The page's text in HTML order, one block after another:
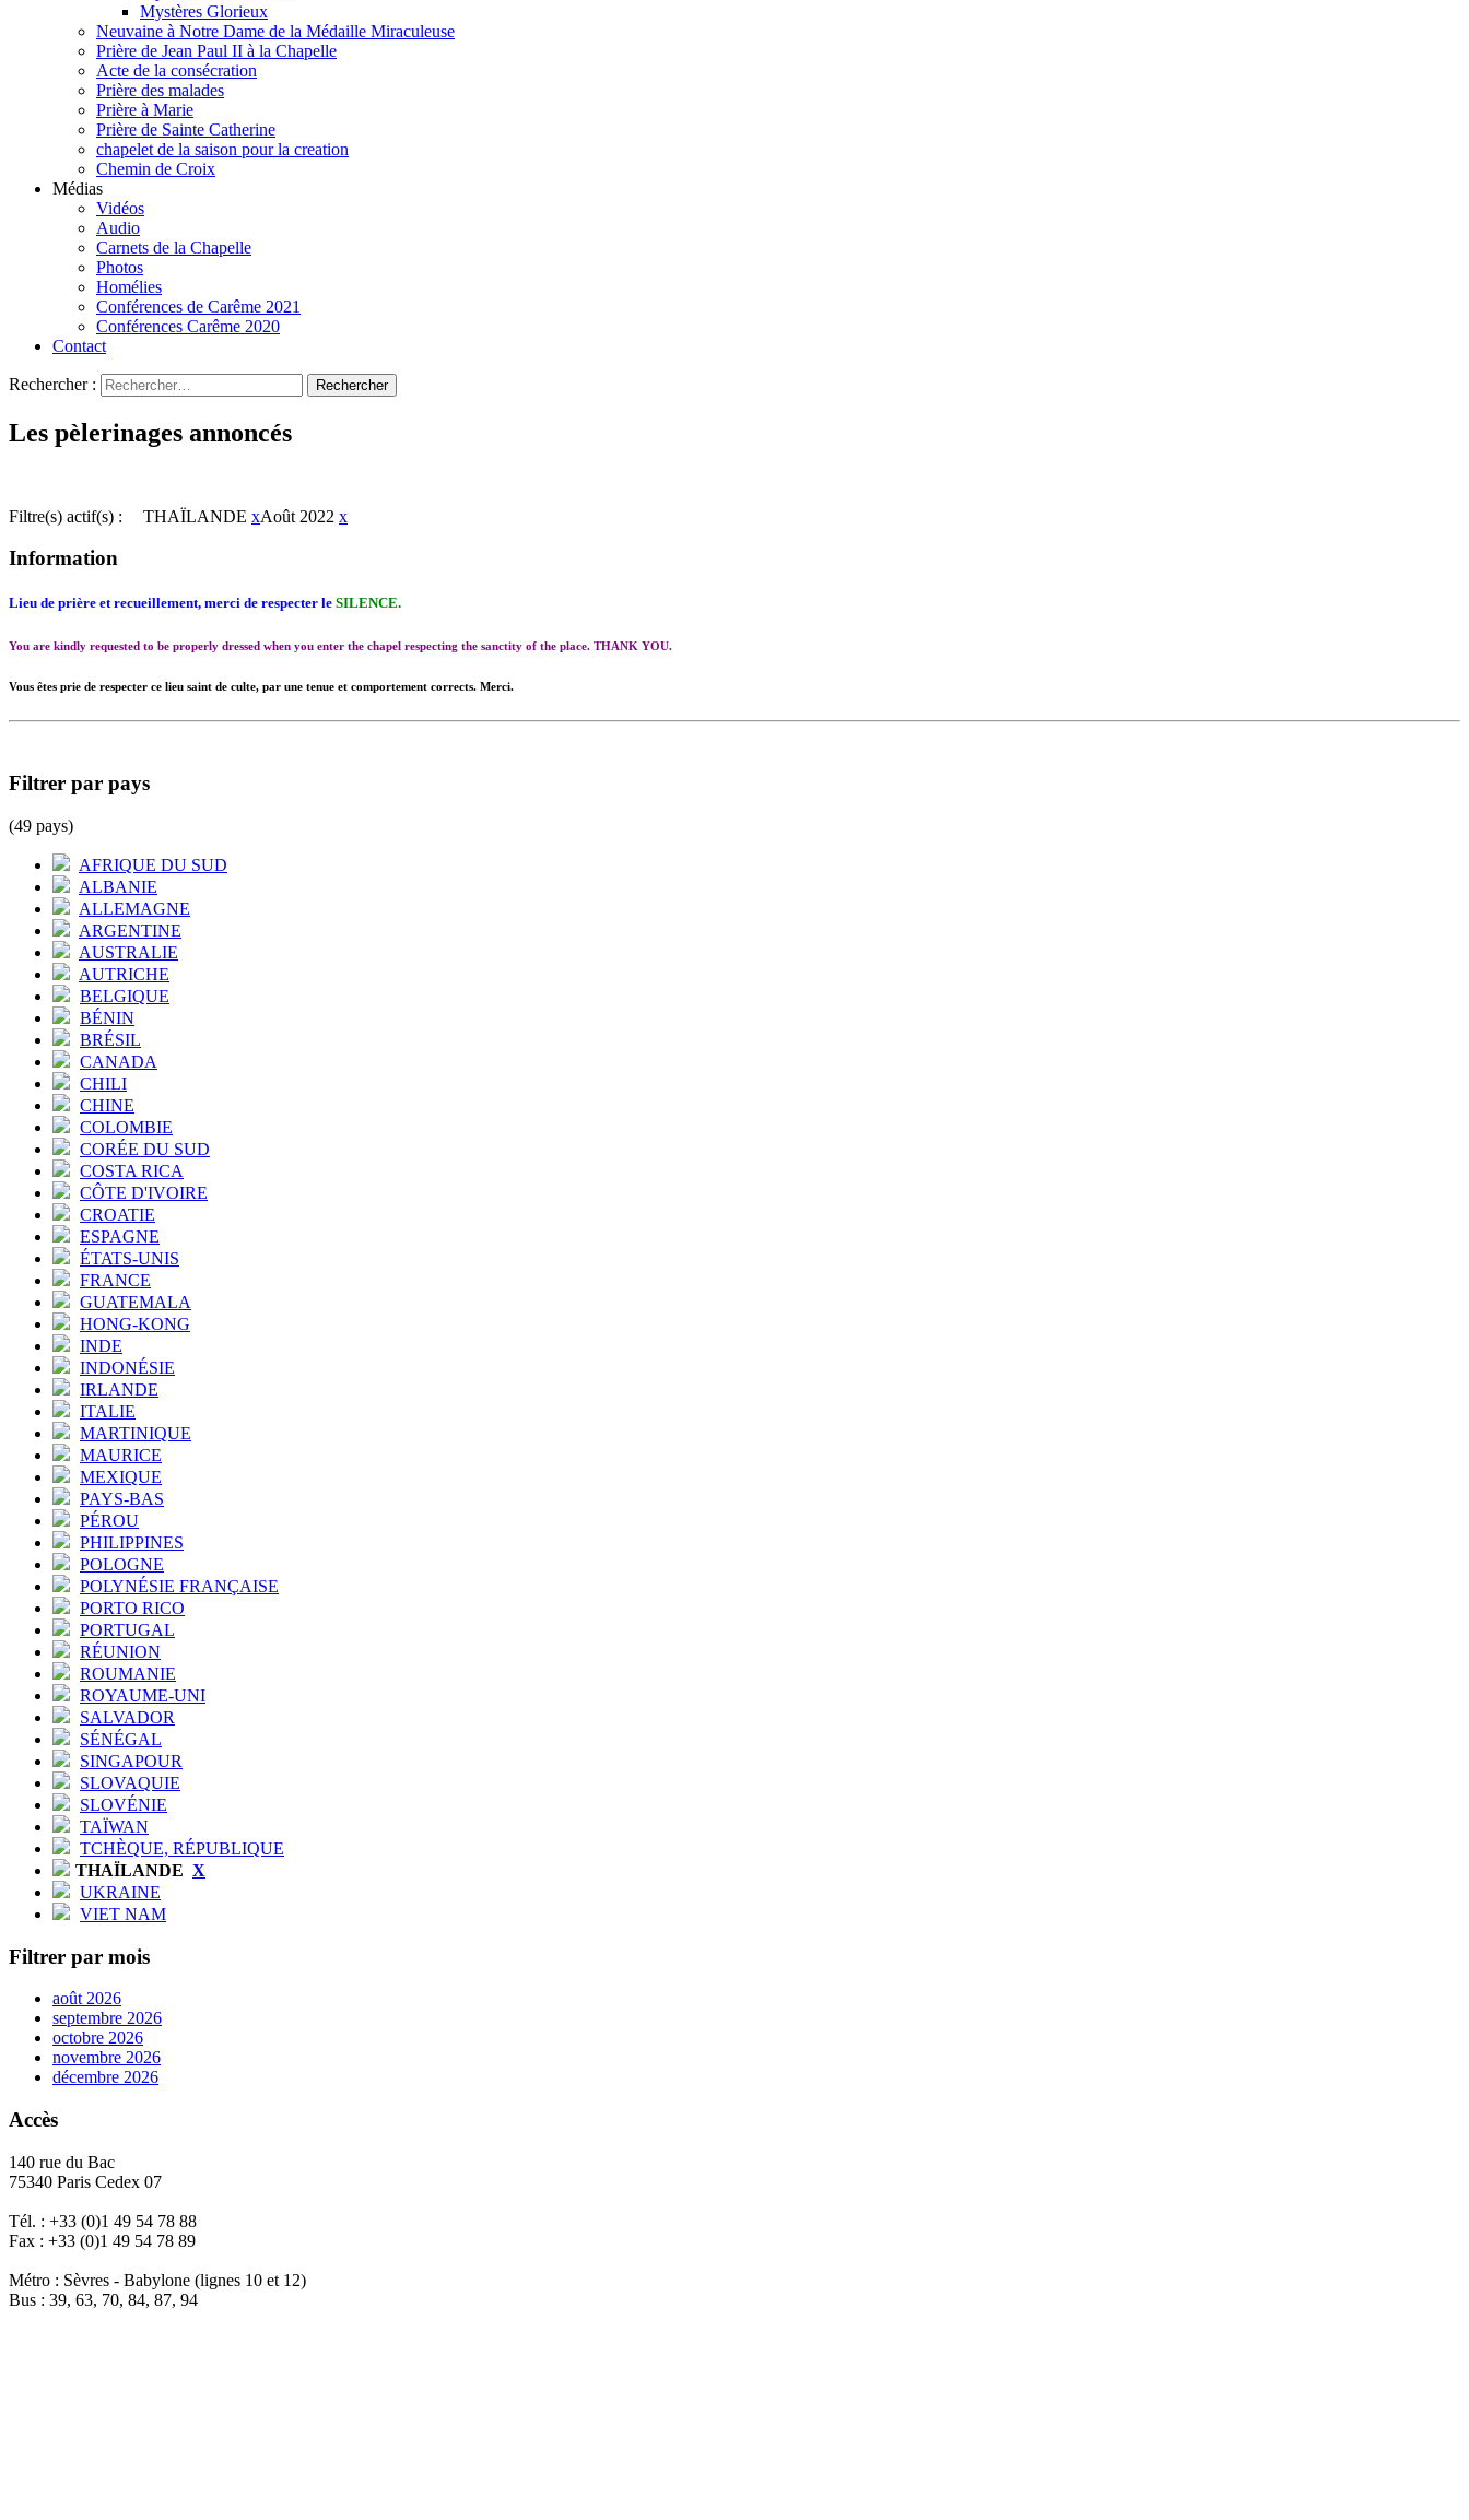
Mystères Glorieux
Neuvaine à Notre Dame de la Médaille Miraculeuse
Prière de Jean Paul II à la Chapelle
Acte de la consécration
Prière des malades
Prière à Marie
Prière de Sainte Catherine
chapelet de la saison pour la creation
Chemin de Croix
Médias
Vidéos
Audio
Carnets de la Chapelle
Photos
Homélies
Conférences de Carême 2021
Conférences Carême 2020
Contact
Rechercher :
Les pèlerinages annoncés
Filtre(s) actif(s) : THAÏLANDE xAoût 2022 x
Information
Lieu de prière et recueillement, merci de respecter le SILENCE.
You are kindly requested to be properly dressed when you enter the chapel respecting the sanctity of the place. THANK YOU.
Vous êtes prie de respecter ce lieu saint de culte, par une tenue et comportement corrects. Merci.
Filtrer par pays
(49 pays)
AFRIQUE DU SUD
ALBANIE
ALLEMAGNE
ARGENTINE
AUSTRALIE
AUTRICHE
BELGIQUE
BÉNIN
BRÉSIL
CANADA
CHILI
CHINE
COLOMBIE
CORÉE DU SUD
COSTA RICA
CÔTE D'IVOIRE
CROATIE
ESPAGNE
ÉTATS-UNIS
FRANCE
GUATEMALA
HONG-KONG
INDE
INDONÉSIE
IRLANDE
ITALIE
MARTINIQUE
MAURICE
MEXIQUE
PAYS-BAS
PÉROU
PHILIPPINES
POLOGNE
POLYNÉSIE FRANÇAISE
PORTO RICO
PORTUGAL
RÉUNION
ROUMANIE
ROYAUME-UNI
SALVADOR
SÉNÉGAL
SINGAPOUR
SLOVAQUIE
SLOVÉNIE
TAÏWAN
TCHÈQUE, RÉPUBLIQUE
THAÏLANDE X
UKRAINE
VIET NAM
Filtrer par mois
août 2026
septembre 2026
octobre 2026
novembre 2026
décembre 2026
Accès
140 rue du Bac
75340 Paris Cedex 07
Tél. : +33 (0)1 49 54 78 88
Fax : +33 (0)1 49 54 78 89
Métro : Sèvres - Babylone (lignes 10 et 12)
Bus : 39, 63, 70, 84, 87, 94